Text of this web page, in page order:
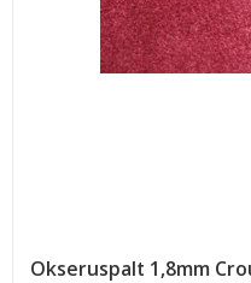
Okseruspalt 1,8mm